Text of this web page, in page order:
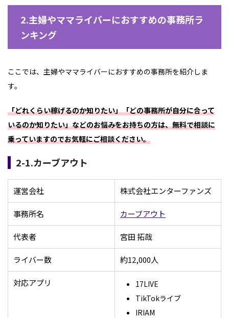
2.主婦やママライバーにおすすめの事務所ラ
ンキング
ここでは、主婦やママライバーにおすすめの事務所を紹介しま
す。
「どれくらい稼げるのか知りたい」「どの事務所が自分に合って
いるのか知りたい」などのお悩みをお持ちの方は、無料で相談に
乗っていますのでお気軽にご相談ください。
2-1.カーブアウト
運営会社 株式会社エンターファンズ
事務所名 カーブアウト
代表者 宮田 拓哉
ライバー数 約12,000人
対応アプリ
17LIVE
TikTokライブ
IRIAM